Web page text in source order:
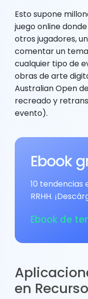
Esto supone
juego online
otros jugadores,
comentar un
cualquier tipo de
obras de arte
Australian Open
recreado y
evento).
Ebook
10 tendencias
RRHH.
Ebook de
en